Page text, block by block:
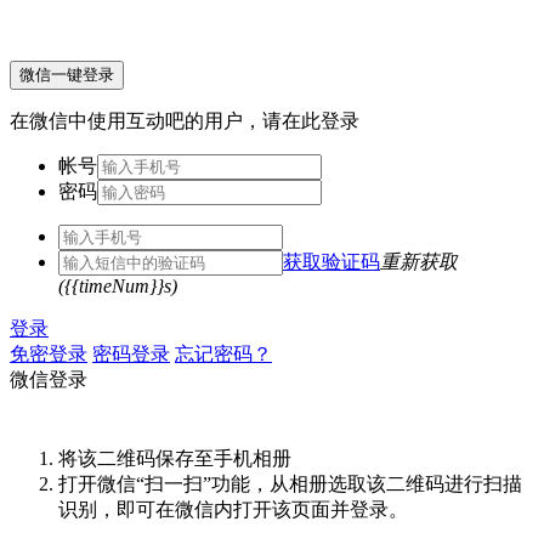
微信一键登录
在微信中使用互动吧的用户，请在此登录
帐号
密码
获取验证码重新获取
({{timeNum}}s)
登录
免密登录 密码登录 忘记密码？
微信登录
将该二维码保存至手机相册
打开微信“扫一扫”功能，从相册选取该二维码进行扫描
识别，即可在微信内打开该页面并登录。